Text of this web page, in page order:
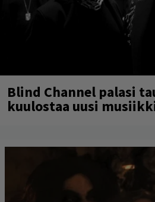
Blind Channel palasi
kuulostaa uusi